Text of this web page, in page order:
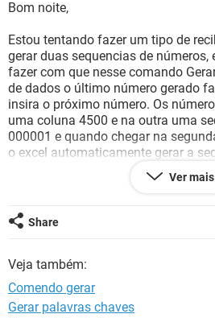
OUTLOOK
INSTAGRAM
GUIA DE COMPRAS
OUTLOOK
INSTAGRAM
GUIA DE COMPRAS
Bom noite,
Estou tentando fazer um tipo de
gerar duas sequencias de números,
fazer com que nesse comando
de dados o último número gerado
insira o próximo número. Os
uma coluna 4500 e na outra uma
000001 e quando chegar na
o excel automaticamente gerar a
coluna 4501 000001. Se puderem
Atenciosamente,
Jean Pierre Sarmento
Ver mais
Share
Veja também:
Comendo gerar
Gerar palavras chaves